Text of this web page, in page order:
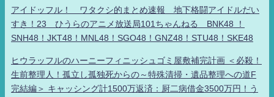
アイドッフル！ ワタクシ的まとめ速報 地下格闘アイドルだい
すき！23 ひうらのアニメ放送局101ちゃんねる BNK48 ！
SNH48！JKT48！MNL48！SGO48！GNZ48！STU48！SKE48
ヒウラッフルのハーニーフィニッシュゴミ屋敷補完計画 ＜必殺！
生前整理人！孤立し孤独死からの～特殊清掃・遺品整理への道F
完結編＞ キャッシング計1500万返済：厨二病借金3500万円！う